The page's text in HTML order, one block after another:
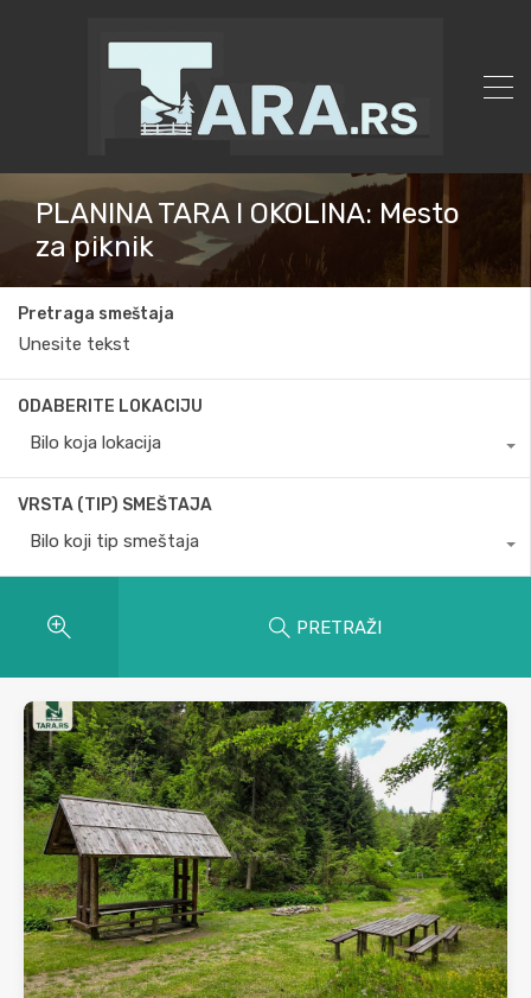
PLANINA TARA I OKOLINA: Mesto
za piknik
Pretraga smeštaja
ODABERITE LOKACIJU
Bilo koja lokacija
VRSTA (TIP) SMEŠTAJA
Bilo koji tip smeštaja
PRETRAŽI